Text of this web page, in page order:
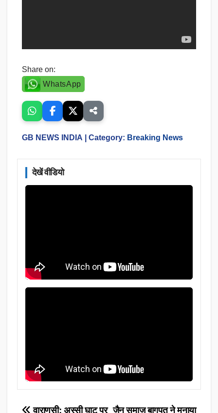
Share on:
WhatsApp
GB NEWS INDIA | Category: Breaking News
देखें वीडियो
जैन समाज बागपत ने मनाया
वाराणसी: अस्सी घाट पर